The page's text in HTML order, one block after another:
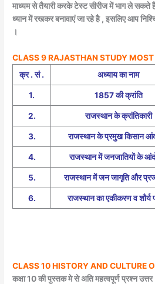
माध्यम से तैयारी करके टेस्ट सीरीज में भाग ले सकते
ध्यान में रखकर बनावाएं जा रहे है , इसलिए आप
।
CLASS 9 RAJASTHAN STUDY
क्र . सं .
अध्याय का नाम
1. 1857 की क्रांति
2. राजस्थान के क्रांतिकारी
3. राजस्थान के प्रमुख किसान
4. राजस्थान में जनजातियों के
5. राजस्थान में जन जागृति और
6. राजस्थान का एकीकरण व शौर्य
CLASS 10 HISTORY AND CULTURE
कक्षा 10 की पुस्तक मे से अति महत्वपूर्ण प्रश्न उत्तर